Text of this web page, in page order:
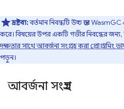
দ্রষ্টব্য:বর্তমান নিবন্ধটি উচ্চ স্তরে
করে। বিষয়ের উপর একটি গভীর নিবন্ধের জন্য,
দক্ষতার সাথে আবর্জনা সংগ্রহ করা
পড়ুন।
আবর্জনা সংগ্রহ